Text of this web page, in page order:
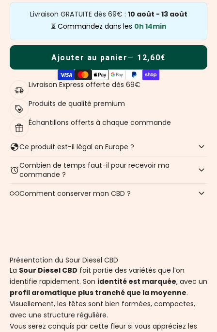
Livraison GRATUITE dès 69€ : 10 août - 13 août
⏳ Commandez dans les 0h 14min
Ajouter au panier 12,60€
Livraison Express offerte dès 69€
Produits de qualité premium
Échantillons offerts à chaque commande
Ce produit est-il légal en Europe ?
Combien de temps faut-il pour recevoir ma
commande ?
Comment conserver mon CBD ?
Présentation du Sour Diesel CBD
La Sour Diesel CBD fait partie des variétés que l’on
identifie rapidement. Son identité est marquée, avec un
profil aromatique plus tranché que la moyenne.
Visuellement, les têtes sont bien formées, compactes,
avec une structure régulière.
Vous serez conquis par cette fleur si vous appréciez les